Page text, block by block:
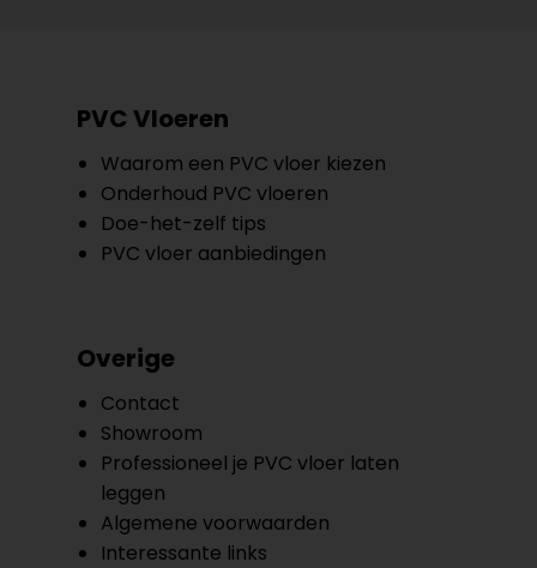
PVC Vloeren
Waarom een PVC vloer kiezen
Onderhoud PVC vloeren
Doe-het-zelf tips
PVC vloer aanbiedingen
Overige
Contact
Showroom
Professioneel je PVC vloer laten
leggen
Algemene voorwaarden
Interessante links